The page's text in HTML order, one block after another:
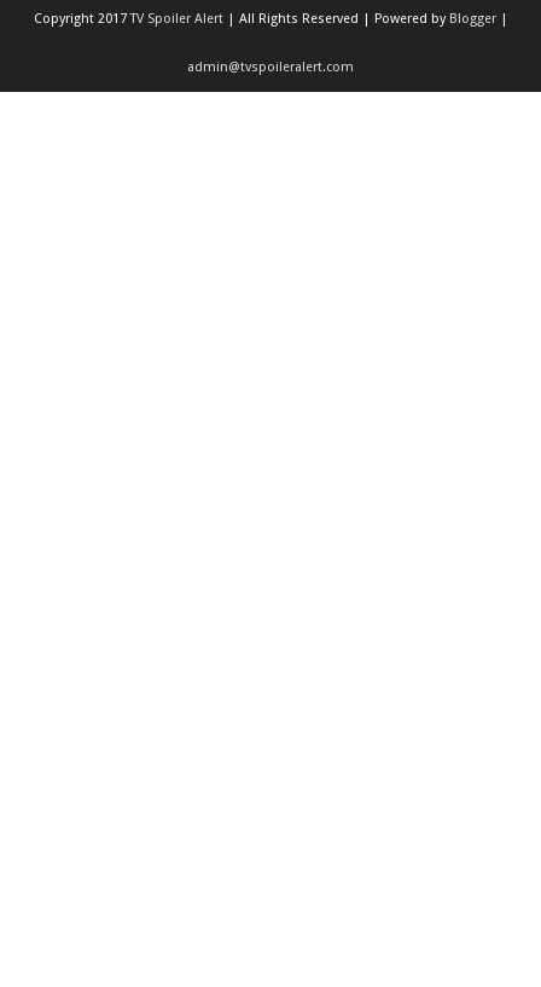
Copyright 2017TV Spoiler Alert | All Rights Reserved | Powered by Blogger |
admin@tvspoileralert.com